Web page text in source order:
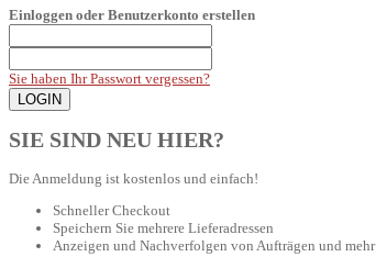
Einloggen oder Benutzerkonto erstellen
Sie haben Ihr Passwort vergessen?
SIE SIND NEU HIER?
Die Anmeldung ist kostenlos und einfach!
Schneller Checkout
Speichern Sie mehrere Lieferadressen
Anzeigen und Nachverfolgen von Aufträgen und mehr